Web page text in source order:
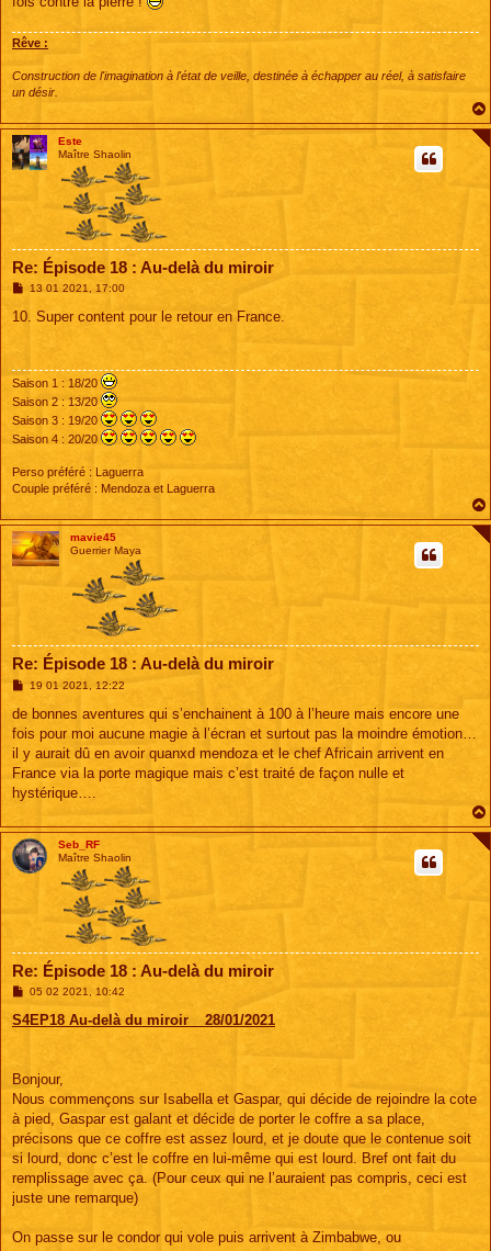
Rêve :
Construction de l'imagination à l'état de veille, destinée à échapper au réel, à satisfaire
un désir.
Este
Maître Shaolin
Re: Épisode 18 : Au-delà du miroir
M
s
13 01 2021, 17:00
10. Super content pour le retour en France.
Saison 1 : 18/20
Saison 2 : 13/20
Saison 3 : 19/20
Saison 4 : 20/20
Perso préféré : Laguerra
Couple préféré : Mendoza et Laguerra
mavie45
Guerrier Maya
Re: Épisode 18 : Au-delà du miroir
M
s
a
g
e
19 01 2021, 12:22
de bonnes aventures qui s’enchainent à 100 à l’heure mais encore une
fois pour moi aucune magie à l’écran et surtout pas la moindre émotion…
il y aurait dû en avoir quanxd mendoza et le chef Africain arrivent en
France via la porte magique mais c’est traité de façon nulle et
hystérique….
Seb_RF
Maître Shaolin
Re: Épisode 18 : Au-delà du miroir
M
s
s
05 02 2021, 10:42
S4EP18 Au-delà du miroir _ 28/01/2021
Bonjour,
Nous commençons sur Isabella et Gaspar, qui décide de rejoindre la cote
à pied, Gaspar est galant et décide de porter le coffre a sa place,
précisons que ce coffre est assez lourd, et je doute que le contenue soit
si lourd, donc c’est le coffre en lui-même qui est lourd. Bref ont fait du
remplissage avec ça. (Pour ceux qui ne l’auraient pas compris, ceci est
juste une remarque)
On passe sur le condor qui vole puis arrivent à Zimbabwe, ou